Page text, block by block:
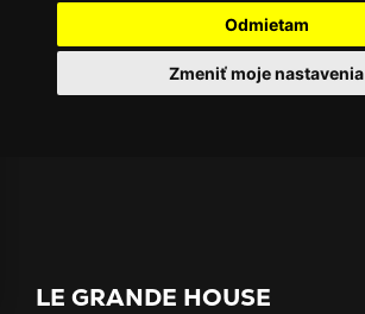
Odmietam
Zmeniť moje nastavenia
LE GRANDE HOUSE